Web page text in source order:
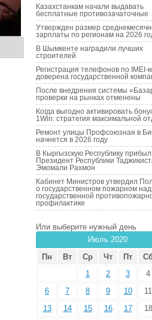
Казахстанкам начали выдавать
бесплатные противозачаточные
Утвержден размер
зарплаты по регионам на 2026
В Шымкенте наградили лучших
строителей
Регистрация телефонов по IMEI-
доверена государственной
После внедрения системы
проверки на рынках отменены
Когда выгодно активировать
1Win: стратегия максимальной
Ремонт улицы Профсоюзная в
начнется в 2026 году
В Кыргызскую Республику прибыл
Президент Республики
Эмомали Рахмон
Кабинет Министров утвердил
о государственном пожарном
государственной
профилактике
Или выберите нужный день
Июль 2020
Пн
Вт Ср Чт Пт
1
2 3 4
6
7 8 9 10 11
13
14 15 16 17 18